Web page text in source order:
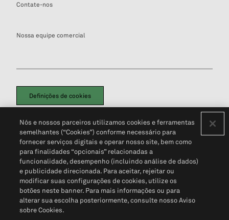
Contate-nos
Nossa equipe comercial
Definições de cookies
Política de PrivacidadePortal de privacidade do cliente (em inglês)
Não Venda Minhas Informações Pessoais© 2026 S&P Global
Nós e nossos parceiros utilizamos cookies e ferramentas
semelhantes (“Cookies”) conforme necessário para
fornecer serviços digitais e operar nosso site, bem como
para finalidades “opcionais” relacionadas a
funcionalidade, desempenho (incluindo análise de dados)
e publicidade direcionada. Para aceitar, rejeitar ou
modificar suas configurações de cookies, utilize os
botões neste banner. Para mais informações ou para
alterar sua escolha posteriormente, consulte nosso Aviso
sobre Cookies.